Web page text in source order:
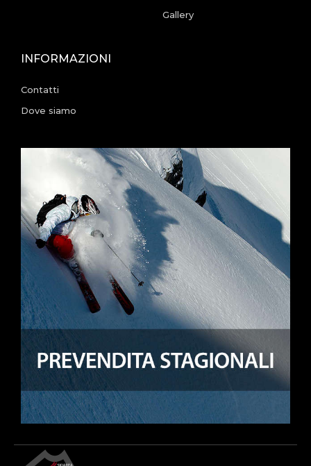
Gallery
INFORMAZIONI
Contatti
Dove siamo